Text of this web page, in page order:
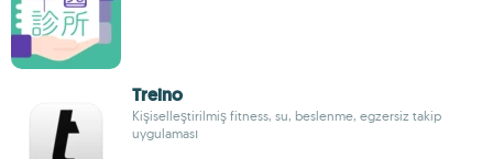
Treino
Kişiselleştirilmiş fitness, su, beslenme, egzersiz takip
uygulaması